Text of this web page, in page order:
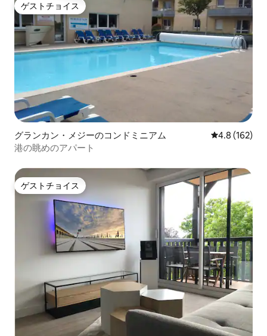
ゲストチョイス
ゲストチョイス
グランカン・メジーのコンドミニアム レビュー162
4.8 (162)
港の眺めのアパート
ゲストチョイス
ゲストチョイス